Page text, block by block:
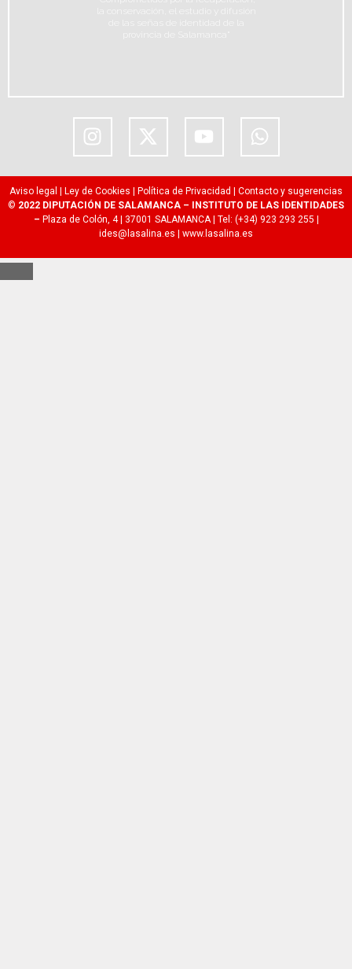
Aviso legal | Ley de Cookies | Política de Privacidad | Contacto y sugerencias
© 2022 DIPUTACIÓN DE SALAMANCA – INSTITUTO DE LAS IDENTIDADES
– Plaza de Colón, 4 | 37001 SALAMANCA | Tel: (+34) 923 293 255 |
ides@lasalina.es | www.lasalina.es